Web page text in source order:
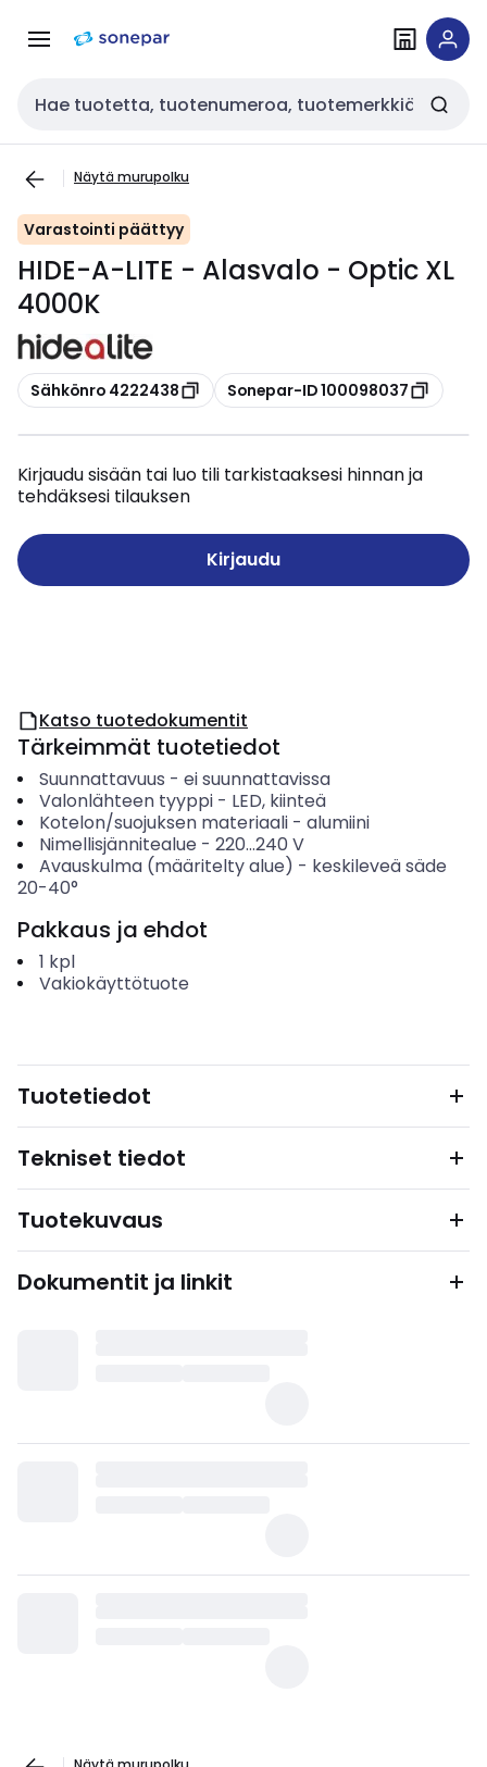
navigointiinsisältöön
Haku
Näytä murupolku
Varastointi päättyy
HIDE-A-LITE - Alasvalo - Optic XL
4000K
Kopioi
Sähkönro 4222438 Kopioi
Sonepar-ID 100098037
Kirjaudu sisään tai luo tili tarkistaaksesi hinnan ja
tehdäksesi tilauksen
Kirjaudu
Katso tuotedokumentit
Tärkeimmät tuotetiedot
Suunnattavuus - ei suunnattavissa
Valonlähteen tyyppi- LED, kiinteä
Kotelon/suojuksen materiaali- alumiini
Nimellisjännitealue - 220...240 V
Avauskulma (määritelty alue) - keskileveä säde
20-40°
Pakkaus ja ehdot
1 kpl
Vakiokäyttötuote
Tuotetiedot
Tekniset tiedot
Tuotekuvaus
Dokumentit ja linkit